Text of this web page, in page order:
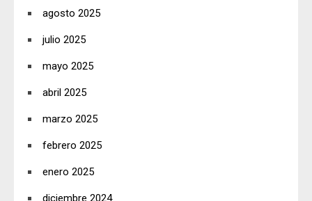
agosto 2025
julio 2025
mayo 2025
abril 2025
marzo 2025
febrero 2025
enero 2025
diciembre 2024